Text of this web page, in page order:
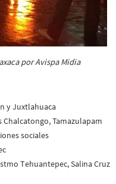
por Avispa Midia
y Juxtlahuaca
Chalcatongo, Tamazulapam
sociales
Tehuantepec, Salina Cruz